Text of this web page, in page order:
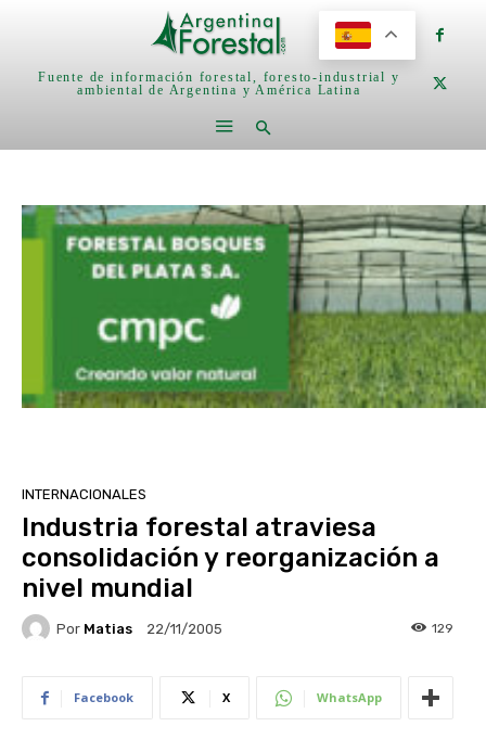
Fuente de información forestal, foresto-industrial y
ambiental de Argentina y América Latina
INTERNACIONALES
Industria forestal atraviesa
consolidación y reorganización a
nivel mundial
Por Matias 22/11/2005 129
Facebook X WhatsApp